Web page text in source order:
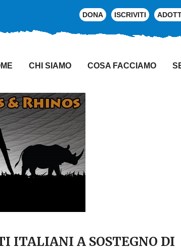
DONA ISCRIVITI
CHI SIAMO COSA FACCIAMO
ITALIANI A SOSTEGNO DI